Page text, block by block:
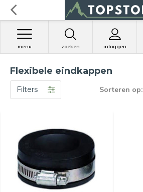
zoeken inloggen
menu
Flexibele eindkappen
Filters Sorteren op: